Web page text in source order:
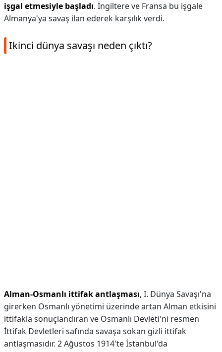
işgal etmesiyle başladı. İngiltere ve Fransa bu işgale
Almanya'ya savaş ilan ederek karşılık verdi.
Ikinci dünya savaşı neden çıktı?
Alman-Osmanlı ittifak antlaşması, I. Dünya Savaşı'na
girerken Osmanlı yönetimi üzerinde artan Alman etkisini
ittifakla sonuçlandıran ve Osmanlı Devleti'ni resmen
İttifak Devletleri safında savaşa sokan gizli ittifak
antlaşmasıdır. 2 Ağustos 1914'te İstanbul'da